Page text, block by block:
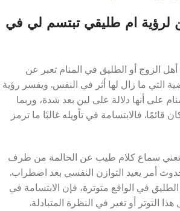
لرؤية ام طليقي تبتسم لي في
الزوج أو الطليق في المنام تعبر عن
التي ما زال لها أثر في النفس. ويفسر رؤية
على أنها دلالة على لين بعد شدة، وربما
قائمًا. فالابتسامة في تأويله غالبًا ما ترمز
تعني سماع كلام طيب عن الحالمة من طرف
أمر يعيد التوازن النفسي بعد اضطراب.
في الواقع متوترة، فإن الابتسامة في
التوتر أو تغير في النظرة المتبادلة.